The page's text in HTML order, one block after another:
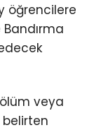
öğrencilere
Bandırma
veya
belirten